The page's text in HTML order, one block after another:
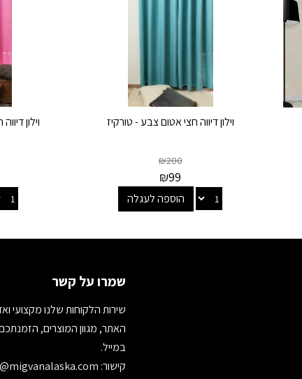
וילון דיווה חצי אטום צבע - טורקיז
₪200
₪99
הוספה לעגלה
וילון
שמרו על קשר
שירות הלקוחות שלנו מקצועי
האתר, מגוון המוצרים,
במייל.
קישור: